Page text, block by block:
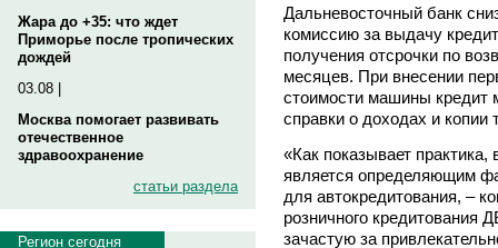
Жара до +35: что ждет
Приморье после тропических
дождей
03.08 |
Москва помогает развивать
отечественное
здравоохранение
статьи раздела
Регион сегодня
Дальневосточный банк
комиссию за выдачу
получения отсрочки по
месяцев. При внесении
стоимости машины кредит
справки о доходах и копии
«Как показывает практика,
является определяющим
для автокредитования, –
розничного
зачастую за